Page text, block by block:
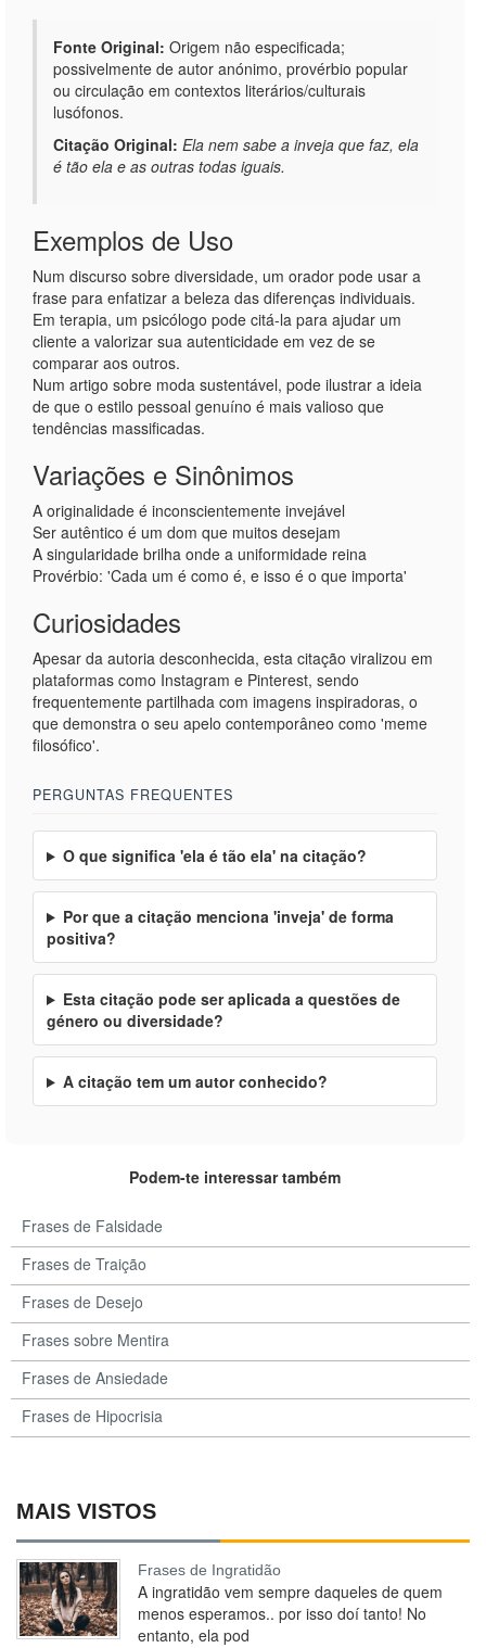
Fonte Original: Origem não especificada;
possivelmente de autor anónimo, provérbio popular
ou circulação em contextos literários/culturais
lusófonos.
Citação Original: Ela nem sabe a inveja que faz, ela
é tão ela e as outras todas iguais.
Exemplos de Uso
Num discurso sobre diversidade, um orador pode usar a
frase para enfatizar a beleza das diferenças individuais.
Em terapia, um psicólogo pode citá-la para ajudar um
cliente a valorizar sua autenticidade em vez de se
comparar aos outros.
Num artigo sobre moda sustentável, pode ilustrar a ideia
de que o estilo pessoal genuíno é mais valioso que
tendências massificadas.
Variações e Sinônimos
A originalidade é inconscientemente invejável
Ser autêntico é um dom que muitos desejam
A singularidade brilha onde a uniformidade reina
Provérbio: 'Cada um é como é, e isso é o que importa'
Curiosidades
Apesar da autoria desconhecida, esta citação viralizou em
plataformas como Instagram e Pinterest, sendo
frequentemente partilhada com imagens inspiradoras, o
que demonstra o seu apelo contemporâneo como 'meme
filosófico'.
PERGUNTAS FREQUENTES
O que significa 'ela é tão ela' na citação?
Por que a citação menciona 'inveja' de forma
positiva?
Esta citação pode ser aplicada a questões de
género ou diversidade?
A citação tem um autor conhecido?
Podem-te interessar também
Frases de Falsidade
Frases de Traição
Frases de Desejo
Frases sobre Mentira
Frases de Ansiedade
Frases de Hipocrisia
MAIS VISTOS
Frases de Ingratidão
A ingratidão vem sempre daqueles de quem
menos esperamos.. por isso doí tanto! No
entanto, ela pod